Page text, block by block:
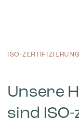
ISO-ZERTIFIZIERUNG
Unsere
sind